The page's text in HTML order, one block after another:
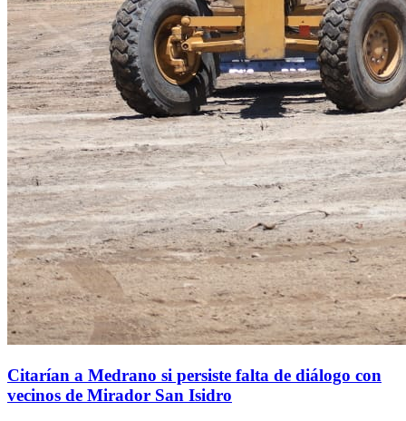
Citarían a Medrano si persiste falta de diálogo con
vecinos de Mirador San Isidro